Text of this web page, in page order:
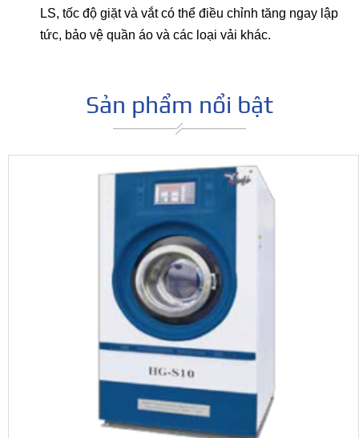
LS, tốc độ giặt và vắt có thể điều chỉnh tăng ngay lập
tức, bảo vệ quần áo và các loại vải khác.
Sản phẩm nổi bật